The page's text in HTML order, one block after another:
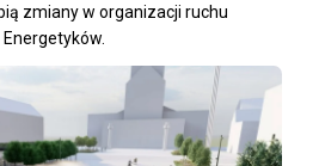
zmiany w organizacji ruchu